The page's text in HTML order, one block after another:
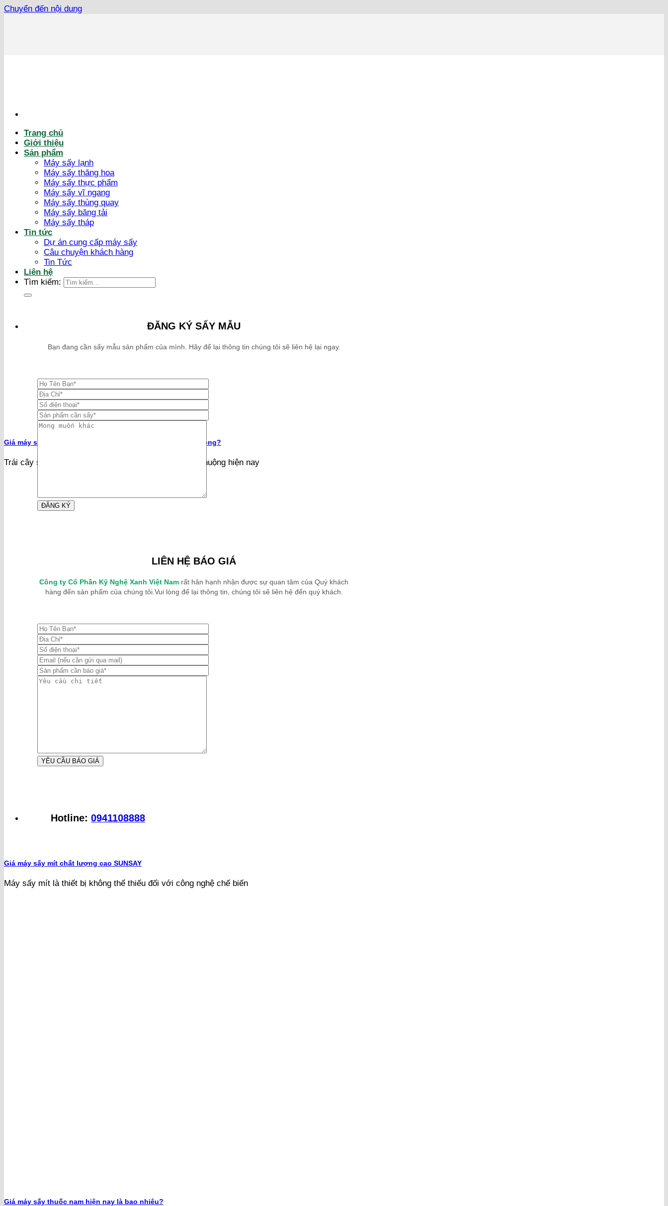
Chuyển đến nội dung
Trang chủ
Giới thiệu
Sản phẩm
Máy sấy lạnh
Máy sấy thăng hoa
Máy sấy thực phẩm
Máy sấy vĩ ngang
Máy sấy thùng quay
Máy sấy băng tải
Máy sấy tháp
Tin tức
Dự án cung cấp máy sấy
Câu chuyện khách hàng
Tin Tức
Liên hệ
Tìm kiếm:
ĐĂNG KÝ SẤY MẪU
Bạn đang cần sấy mẫu sản phẩm của mình. Hãy để lại thông tin chúng tôi sẽ liên hệ lại ngay.
LIÊN HỆ BÁO GIÁ
Công ty Cổ Phần Kỹ Nghệ Xanh Việt Nam rất hân hạnh nhận được sự quan tâm của Quý khách
hàng đến sản phẩm của chúng tôi.Vui lòng để lại thông tin, chúng tôi sẽ liên hệ đến quý khách.
Hotline: 0941108888
Giá máy sấy trái cây công nghiệp trên thị trường có đắt không?
Trái cây sấy là món ăn vặt được rất nhiều người ưa chuộng hiện nay
Giá máy sấy mít chất lượng cao SUNSAY
Máy sấy mít là thiết bị không thể thiếu đối với công nghệ chế biến
Giá máy sấy thuốc nam hiện nay là bao nhiêu?